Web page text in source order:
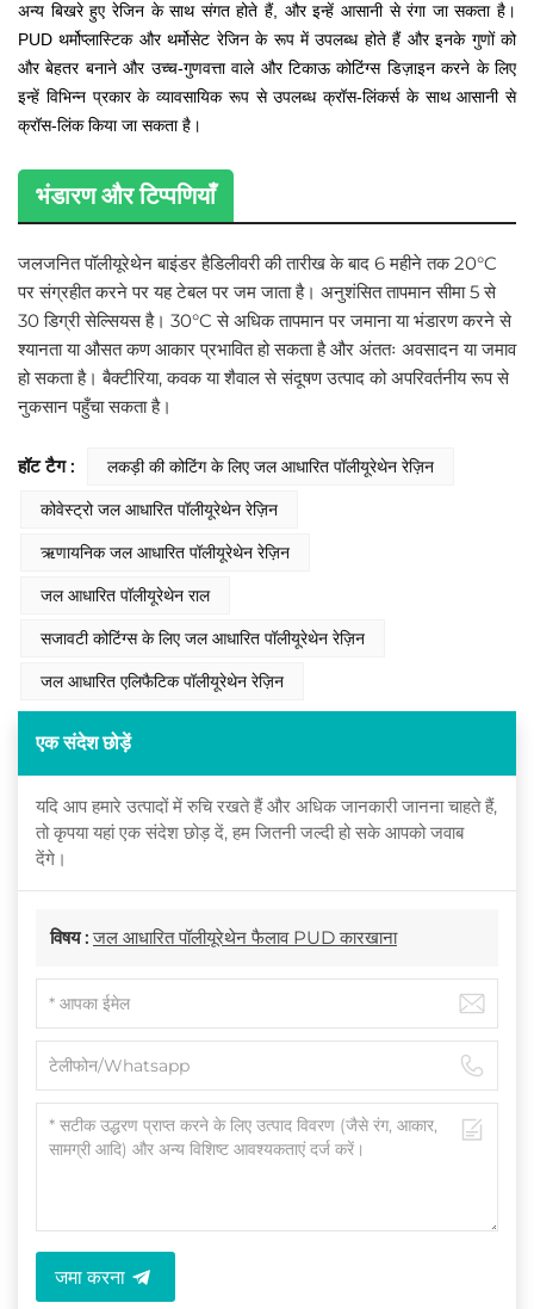
अन्य बिखरे हुए रेजिन के साथ संगत होते हैं, और इन्हें आसानी से रंगा जा सकता है।
PUD थर्मोप्लास्टिक और थर्मोसेट रेजिन के रूप में उपलब्ध होते हैं और इनके गुणों को
और बेहतर बनाने और उच्च-गुणवत्ता वाले और टिकाऊ कोटिंग्स डिज़ाइन करने के लिए
इन्हें विभिन्न प्रकार के व्यावसायिक रूप से उपलब्ध क्रॉस-लिंकर्स के साथ आसानी से
क्रॉस-लिंक किया जा सकता है।
भंडारण और टिप्पणियाँ
जलजनित पॉलीयूरेथेन बाइंडरहैडिलीवरी की तारीख के बाद 6 महीने तक 20°C
पर संग्रहीत करने पर यह टेबल पर जम जाता है। अनुशंसित तापमान सीमा 5 से
30 डिग्री सेल्सियस है। 30°C से अधिक तापमान पर जमाना या भंडारण करने से
श्यानता या औसत कण आकार प्रभावित हो सकता है और अंततः अवसादन या जमाव
हो सकता है। बैक्टीरिया, कवक या शैवाल से संदूषण उत्पाद को अपरिवर्तनीय रूप से
नुकसान पहुँचा सकता है।
हॉट टैग :
लकड़ी की कोटिंग के लिए जल आधारित पॉलीयूरेथेन रेज़िन
कोवेस्ट्रो जल आधारित पॉलीयूरेथेन रेज़िन
ऋणायनिक जल आधारित पॉलीयूरेथेन रेज़िन
जल आधारित पॉलीयूरेथेन राल
सजावटी कोटिंग्स के लिए जल आधारित पॉलीयूरेथेन रेज़िन
जल आधारित एलिफैटिक पॉलीयूरेथेन रेज़िन
एक संदेश छोड़ें
यदि आप हमारे उत्पादों में रुचि रखते हैं और अधिक जानकारी जानना चाहते हैं,
तो कृपया यहां एक संदेश छोड़ दें, हम जितनी जल्दी हो सके आपको जवाब
देंगे।
विषय :जल आधारित पॉलीयूरेथेन फैलाव PUD कारखाना
जमा करना